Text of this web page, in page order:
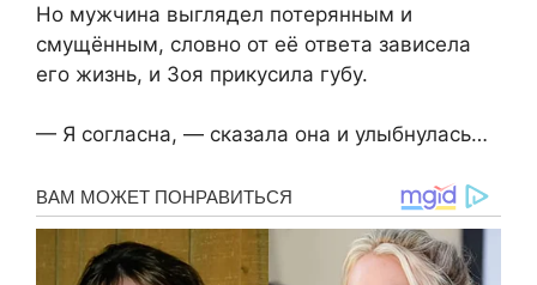
Но мужчина выглядел потерянным и
смущённым, словно от её ответа зависела
его жизнь, и Зоя прикусила губу.
— Я согласна, — сказала она и улыбнулась…